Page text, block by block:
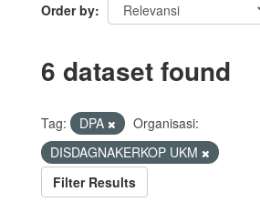
Order by
6 dataset found
Tag: DPA
Organisasi:
DISDAGNAKERKOP UKM
Filter Results